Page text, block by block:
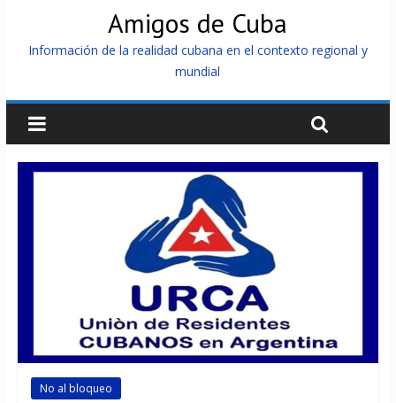
Amigos de Cuba
Información de la realidad cubana en el contexto regional y
mundial
No al bloqueo